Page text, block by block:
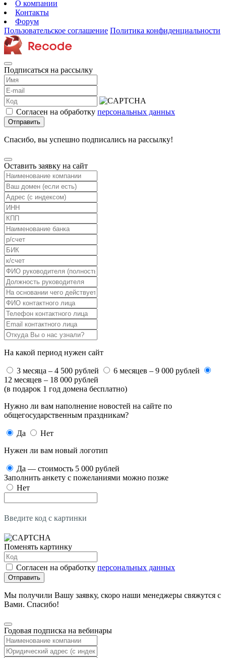
О компании
Контакты
Форум
Пользовательское соглашение Политика конфиденциальности
Подписаться на рассылку
Согласен на обработку персональных данных
Отправить
Спасибо, вы успешно подписались на рассылку!
Оставить заявку на сайт
На какой период нужен сайт
3 месяца – 4 500 рублей
6 месяцев – 9 000 рублей
12 месяцев – 18 000 рублей
(в подарок 1 год домена бесплатно)
Нужно ли вам наполнение новостей на сайте по
общегосударственным праздникам?
Да
Нет
Нужен ли вам новый логотип
Да — стоимость 5 000 рублей
Заполнить анкету с пожеланиями можно позже
Нет
Введите код с картинки
Поменять картинку
Согласен на обработку персональных данных
Отправить
Мы получили Вашу заявку, скоро наши менеджеры свяжутся с
Вами. Спасибо!
Годовая подписка на вебинары